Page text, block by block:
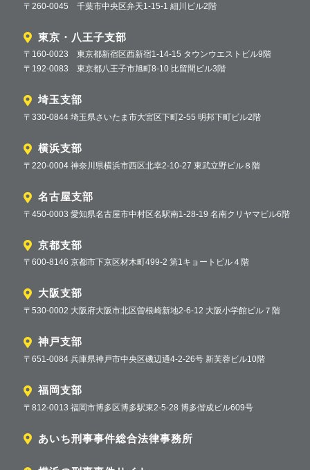
〒260-0045 千葉市中央区弁天1-15-1 細川ビル2階
東京・八王子支部
〒160-0023 東京都新宿区西新宿1-14-15 タウンウエストビル9階
〒192-0083 東京都八王子市旭町8-10 比留間ビル3階
埼玉支部
〒330-0844 埼玉県さいたま市大宮区下町2-55 明邦下町ビル2階
横浜支部
〒220-0004 神奈川県横浜市西区北幸2-10-27 東武立野ビル８階
名古屋支部
〒450-0003 愛知県名古屋市中村区名駅南1-28-19 名南クリヤマビル6階
京都支部
〒600-8146 京都市下京区材木町499-2 第1キョートビル４階
大阪支部
〒530-0002 大阪府大阪市北区曽根崎新地2-6-12 大阪小学館ビル７階
神戸支部
〒651-0084 兵庫県神戸市中央区磯辺通4-2-26号 新芙蓉ビル10階
福岡支部
〒812-0013 福岡市博多区博多駅東2-5-28 博多偕成ビル609号
あいち刑事事件総合法律事務所